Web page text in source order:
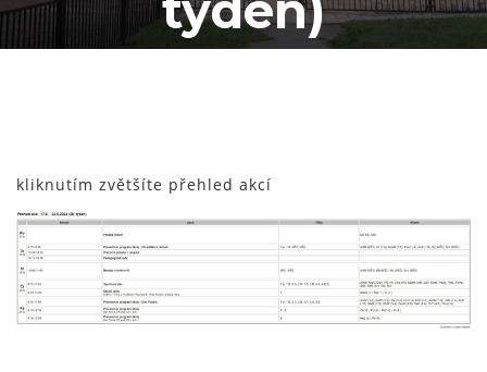
kliknutím zvětšíte přehled akcí